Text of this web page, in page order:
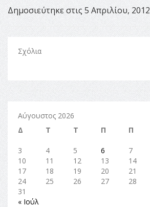
Δημοσιεύτηκε στις 5 Απριλίου, 2012
Σχόλια
Αύγουστος 2026
Δ
Τ Τ Π Π
3
4 5 6 7
10
11 12 13 14
17
18 19 20 21
24
25 26 27 28
31
« Ιούλ